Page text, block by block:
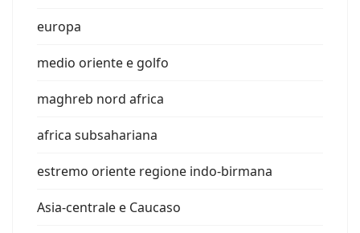
europa
medio oriente e golfo
maghreb nord africa
africa subsahariana
estremo oriente regione indo-birmana
Asia-centrale e Caucaso